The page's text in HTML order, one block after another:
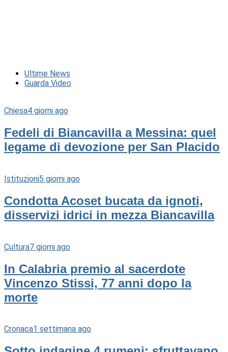
Ultime News
Guarda Video
Chiesa4 giorni ago
Fedeli di Biancavilla a Messina: quel
legame di devozione per San Placido
Istituzioni5 giorni ago
Condotta Acoset bucata da ignoti,
disservizi idrici in mezza Biancavilla
Cultura7 giorni ago
In Calabria premio al sacerdote
Vincenzo Stissi, 77 anni dopo la
morte
Cronaca1 settimana ago